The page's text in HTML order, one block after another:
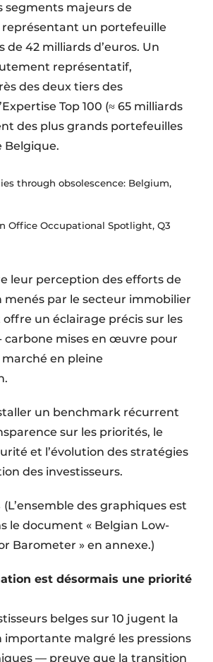
segments majeurs de
représentant un portefeuille
de 42 milliards d’euros. Un
représentatif,
des deux tiers des
Top 100 (≈ 65 milliards
des plus grands portefeuilles
Belgique.
through obsolescence: Belgium,
Office Occupational Spotlight, Q3
leur perception des efforts de
par le secteur immobilier
un éclairage précis sur les
carbone mises en œuvre pour
en pleine
un benchmark récurrent
sur les priorités, le
et l’évolution des stratégies
des investisseurs.
(L’ensemble des graphiques est
le document « Belgian Low-
Barometer » en annexe.)
est désormais une priorité
belges sur 10 jugent la
malgré les pressions
— preuve que la transition